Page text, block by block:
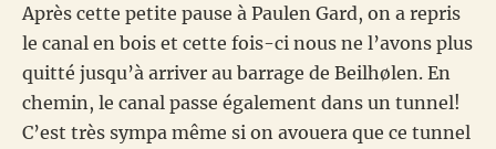
Après cette petite pause à Paulen Gard, on a repris
le canal en bois et cette fois-ci nous ne l’avons plus
quitté jusqu’à arriver au barrage de Beilhølen. En
chemin, le canal passe également dans un tunnel!
C’est très sympa même si on avouera que ce tunnel